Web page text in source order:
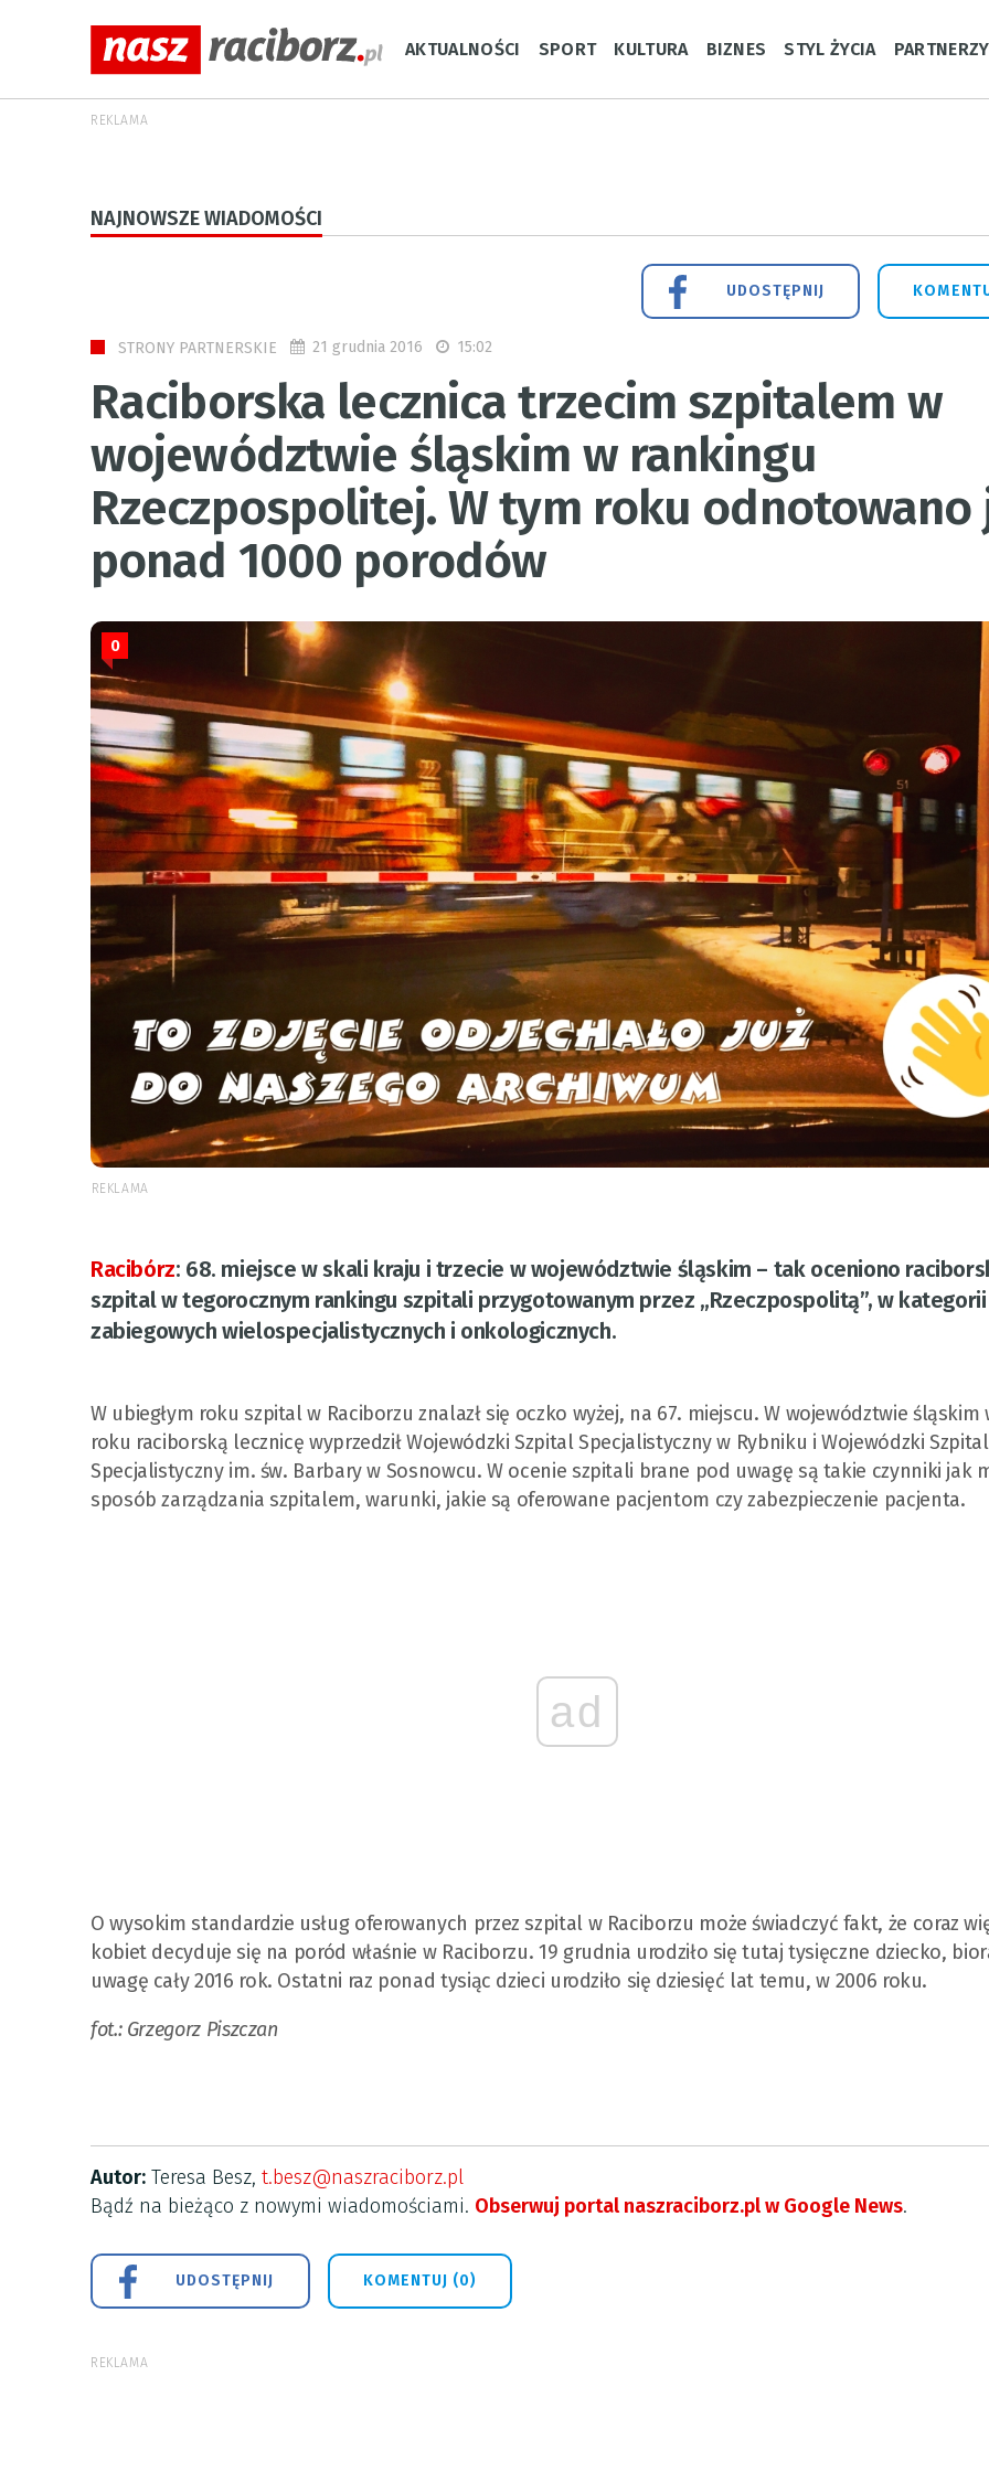
AKTUALNOŚCI SPORT KULTURA BIZNES STYL ŻYCIA PARTNERZY
REKLAMA
NAJNOWSZE WIADOMOŚCI
UDOSTĘPNIJ
STRONY PARTNERSKIE 21 grudnia 2016 15:02
Raciborska lecznica trzecim szpitalem w
województwie śląskim w rankingu
Rzeczpospolitej. W tym roku odnotowano
ponad 1000 porodów
0
REKLAMA
Racibórz: 68. miejsce w skali kraju i trzecie w województwie śląskim – tak oceniono
szpital w tegorocznym rankingu szpitali przygotowanym przez „Rzeczpospolitą”, w
zabiegowych wielospecjalistycznych i onkologicznych.
W ubiegłym roku szpital w Raciborzu znalazł się oczko wyżej, na 67. miejscu. W województwie śląskim
roku raciborską lecznicę wyprzedził Wojewódzki Szpital Specjalistyczny w Rybniku i Wojewódzki Szpital
Specjalistyczny im. św. Barbary w Sosnowcu. W ocenie szpitali brane pod uwagę są takie czynniki jak
sposób zarządzania szpitalem, warunki, jakie są oferowane pacjentom czy zabezpieczenie pacjenta.
ad
O wysokim standardzie usług oferowanych przez szpital w Raciborzu może świadczyć fakt, że coraz
kobiet decyduje się na poród właśnie w Raciborzu. 19 grudnia urodziło się tutaj tysięczne dziecko,
uwagę cały 2016 rok. Ostatni raz ponad tysiąc dzieci urodziło się dziesięć lat temu, w 2006 roku.
fot.: Grzegorz Piszczan
Autor: Teresa Besz, t.besz@naszraciborz.pl
Bądź na bieżąco z nowymi wiadomościami. Obserwuj portal naszraciborz.pl w Google News.
UDOSTĘPNIJ KOMENTUJ (0)
REKLAMA